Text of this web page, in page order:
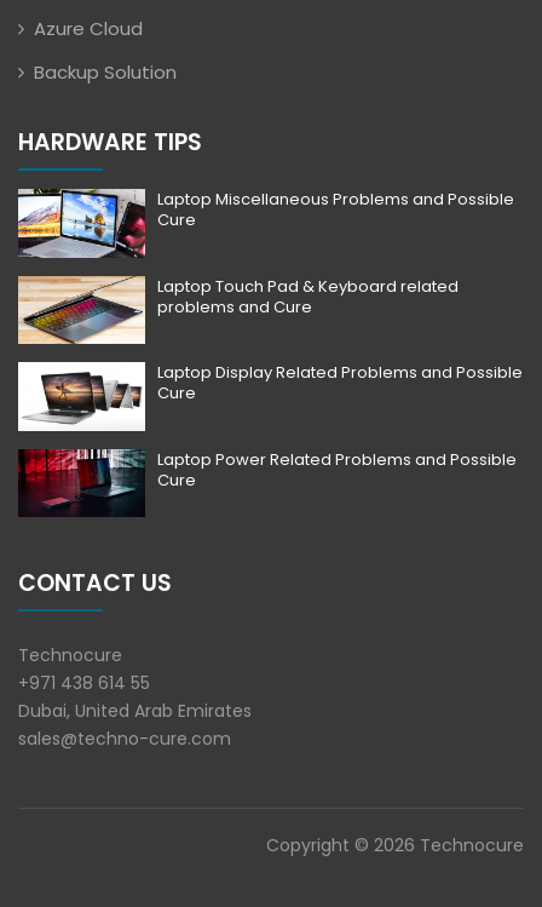
Azure Cloud
Backup Solution
HARDWARE TIPS
Laptop Miscellaneous Problems and Possible
Cure
Laptop Touch Pad & Keyboard related
problems and Cure
Laptop Display Related Problems and Possible
Cure
Laptop Power Related Problems and Possible
Cure
CONTACT US
Technocure
+971 438 614 55
Dubai, United Arab Emirates
sales@techno-cure.com
Copyright © 2026 Technocure